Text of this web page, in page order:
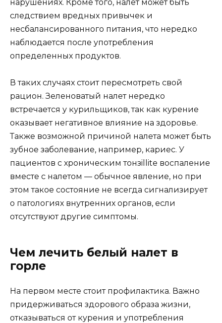
нарушениях. Кроме того, налет может быть
следствием вредных привычек и
несбалансированного питания, что нередко
наблюдается после употребления
определенных продуктов.
В таких случаях стоит пересмотреть свой
рацион. Зеленоватый налет нередко
встречается у курильщиков, так как курение
оказывает негативное влияние на здоровье.
Также возможной причиной налета может быть
зубное заболевание, например, кариес. У
пациентов с хроническим тонзillitе воспаление
вместе с налетом — обычное явление, но при
этом такое состояние не всегда сигнализирует
о патологиях внутренних органов, если
отсутствуют другие симптомы.
Чем лечить белый налет в
горле
На первом месте стоит профилактика. Важно
придерживаться здорового образа жизни,
отказываться от курения и употребления